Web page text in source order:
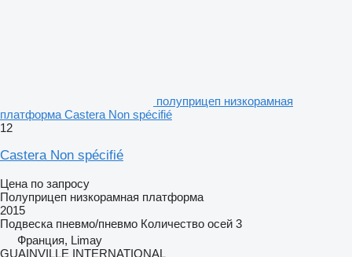
полуприцеп низкорамная
платформа Castera Non spécifié
12
Castera Non spécifié
Цена по запросу
Полуприцеп низкорамная платформа
2015
Подвеска пневмо/пневмо Количество осей 3
Франция, Limay
GUAINVILLE INTERNATIONAL